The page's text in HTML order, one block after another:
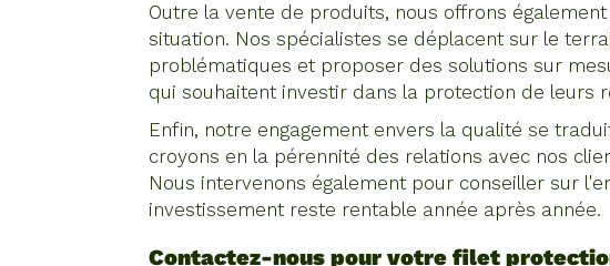
Outre la vente de produits, nous offrons
situation. Nos spécialistes se déplacent sur le
problématiques et proposer des solutions sur
qui souhaitent investir dans la protection de leurs
Enfin, notre engagement envers la qualité se
croyons en la pérennité des relations avec nos
Nous intervenons également pour conseiller sur
investissement reste rentable année après année.
Contactez-nous pour votrefilet